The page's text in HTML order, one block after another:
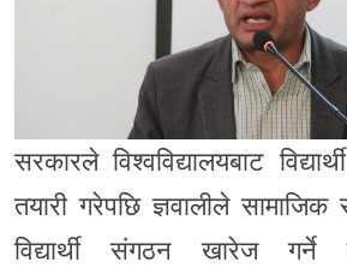
सरकारले विश्वविद्यालयबाट
तयारी गरेपछि ज्ञवालीले
विद्यार्थी संगठन खारेज गर्ने